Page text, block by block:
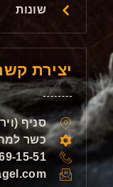
יצירת
סניף
כשר
15-51
שונות